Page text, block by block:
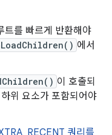
트를 빠르게 반환해야
에서
이 호출되
하위 요소가 포함되어야
쿼리를